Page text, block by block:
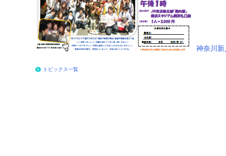
神奈川
トピックス一覧